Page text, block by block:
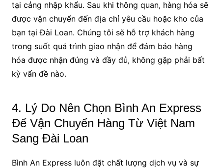
tại cảng nhập khẩu. Sau khi thông quan, hàng hóa sẽ
được vận chuyển đến địa chỉ yêu cầu hoặc kho của
bạn tại Đài Loan. Chúng tôi sẽ hỗ trợ khách hàng
trong suốt quá trình giao nhận để đảm bảo hàng
hóa được nhận đúng và đầy đủ, không gặp phải bất
kỳ vấn đề nào.
4. Lý Do Nên Chọn Bình An Express
Để Vận Chuyển Hàng Từ Việt Nam
Sang Đài Loan
Bình An Express luôn đặt chất lượng dịch vụ và sự